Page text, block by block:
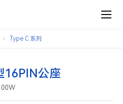
Type C 系列
16PIN公座